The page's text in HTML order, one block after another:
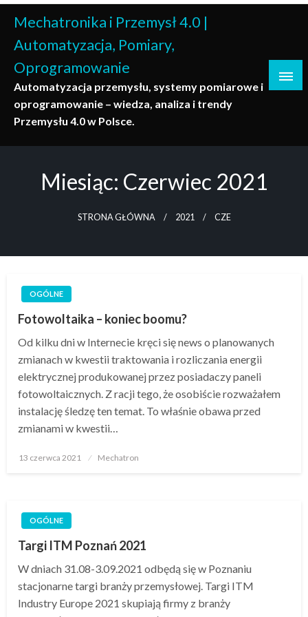
Skip
content
Mechatronika i Przemysł 4.0 |
Automatyzacja, Pomiary,
Oprogramowanie
Automatyzacja przemysłu, systemy pomiarowe i
oprogramowanie – wiedza, analiza i trendy
Przemysłu 4.0 w Polsce.
Miesiąc: Czerwiec 2021
STRONA GŁÓWNA 2021 CZE
OGÓLNE
Fotowoltaika – koniec boomu?
Od kilku dni w Internecie kręci się news o planowanych
zmianach w kwestii traktowania i rozliczania energii
elektrycznej produkowanej przez posiadaczy paneli
fotowoltaicznych. Z racji tego, że osobiście rozważałem
instalację śledzę ten temat. To właśnie obawa przed
zmianami w kwestii…
Opublikowane
13 czerwca 2021 Mechatron
OGÓLNE
Targi ITM Poznań 2021
W dniach 31.08-3.09.2021 odbędą się w Poznaniu
stacjonarne targi branży przemysłowej. Targi ITM
Industry Europe 2021 skupiają firmy z branży